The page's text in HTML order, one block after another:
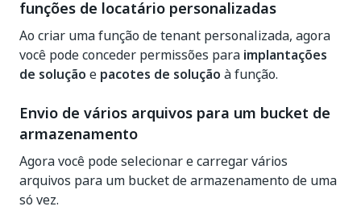
funções de locatário personalizadas
Ao criar uma função de tenant personalizada, agora
você pode conceder permissões para implantações
de solução e pacotes de solução à função.
Envio de vários arquivos para um bucket de
armazenamento
Agora você pode selecionar e carregar vários
arquivos para um bucket de armazenamento de uma
só vez.